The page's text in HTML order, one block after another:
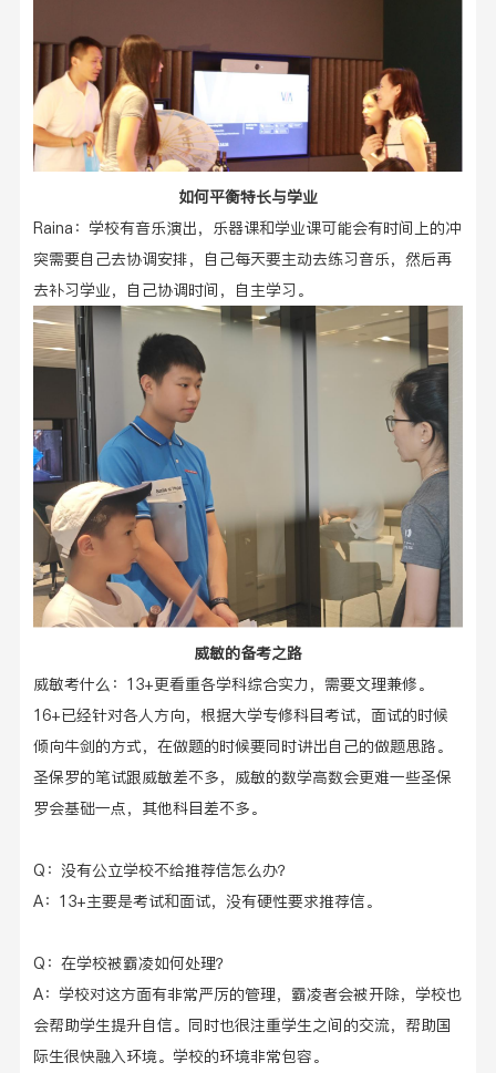
如何平衡特长与学业
Raina：学校有音乐演出，乐器课和学业课可能会有时间上的冲
突需要自己去协调安排，自己每天要主动去练习音乐，然后再
去补习学业，自己协调时间，自主学习。
威敏的备考之路
威敏考什么：13+更看重各学科综合实力 ，需要文理兼修。
16+已经针对各人方向，根据大学专修科目考试，面试的时候
倾向牛剑的方式，在做题的时候要同时讲出自己的做题思路。
圣保罗的笔试跟威敏差不多，威敏的数学高数会更难一些圣保
罗会基础一点，其他科目差不多。
Q：没有公立学校不给推荐信怎么办？
A：13+主要是考试和面试，没有硬性要求推荐信。
Q：在学校被霸凌如何处理？
A：学校对这方面有非常严厉的管理，霸凌者会被开除，学校也
会帮助学生提升自信。同时也很注重学生之间的交流，帮助国
际生很快融入环境。学校的环境非常包容。